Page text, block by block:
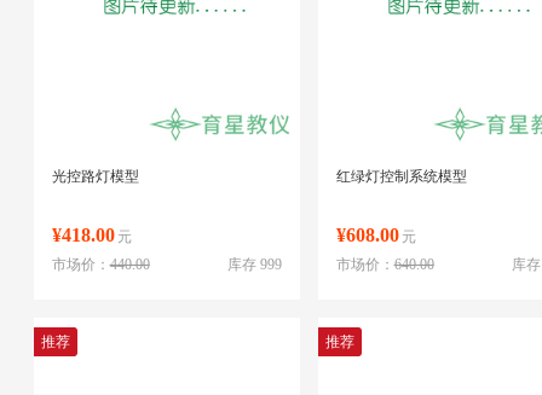
光控路灯模型
¥418.00 元
库存 999
市场价：440.00
红绿灯控制系统模型
¥608.00 元
库
市场价：640.00
推荐 推荐